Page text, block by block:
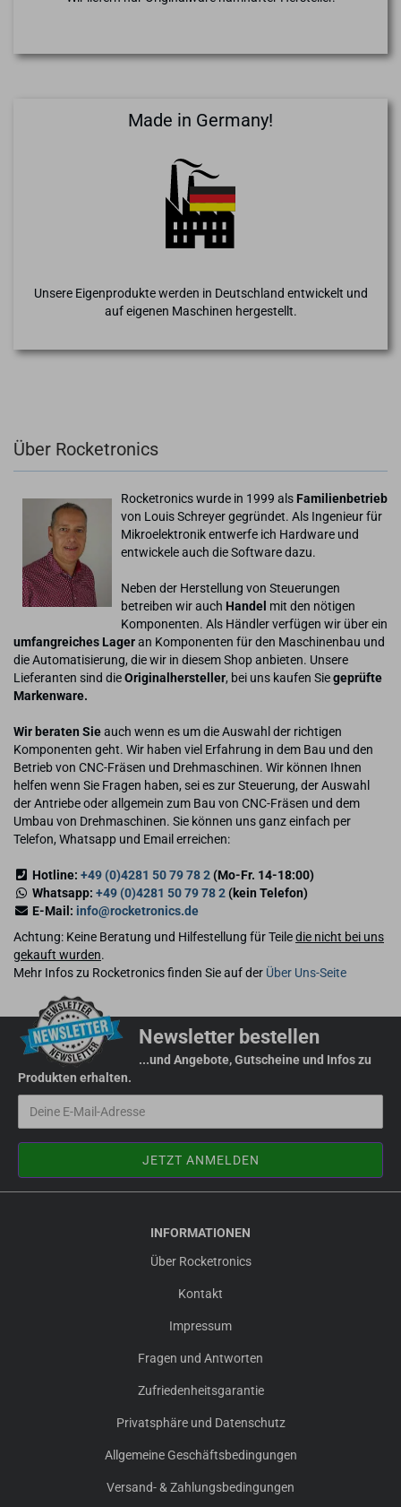
Made in Germany!
Unsere Eigenprodukte werden in Deutschland entwickelt und
auf eigenen Maschinen hergestellt.
Über Rocketronics
Rocketronics wurde in 1999 als Familienbetrieb
von Louis Schreyer gegründet. Als Ingenieur für
Mikroelektronik entwerfe ich Hardware und
entwickele auch die Software dazu.
Neben der Herstellung von Steuerungen
betreiben wir auch Handel mit den nötigen
Komponenten. Als Händler verfügen wir über ein
umfangreiches Lageran Komponenten für den Maschinenbau und
die Automatisierung, die wir in diesem Shop anbieten. Unsere
Lieferanten sind dieOriginalhersteller, bei uns kaufen Siegeprüfte
Markenware.
Wir beraten Sieauch wenn es um die Auswahl der richtigen
Komponenten geht. Wir haben viel Erfahrung in dem Bau und den
Betrieb von CNC-Fräsen und Drehmaschinen. Wir können Ihnen
helfen wenn Sie Fragen haben, sei es zur Steuerung, der Auswahl
der Antriebe oder allgemein zum Bau von CNC-Fräsen und dem
Umbau von Drehmaschinen. Sie können uns ganz einfach per
Telefon, Whatsapp und Email erreichen:
Hotline: +49 (0)4281 50 79 78 2(Mo-Fr. 14-18:00)
Whatsapp: +49 (0)4281 50 79 78 2(kein Telefon)
E-Mail: info@rocketronics.de
Achtung: Keine Beratung und Hilfestellung für Teiledie nicht bei uns
gekauft wurden.
Mehr Infos zu Rocketronics finden Sie auf der Über Uns-Seite
Newsletter bestellen
...und Angebote, Gutscheine und Infos zu
Produkten erhalten.
INFORMATIONEN
Über Rocketronics
Kontakt
Impressum
Fragen und Antworten
Zufriedenheitsgarantie
Privatsphäre und Datenschutz
Allgemeine Geschäftsbedingungen
Versand- & Zahlungsbedingungen